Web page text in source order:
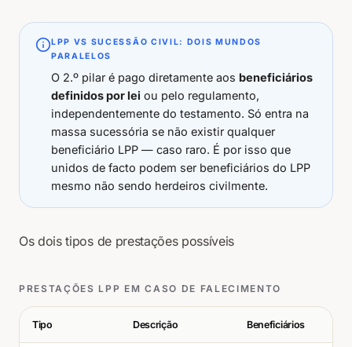
LPP VS SUCESSÃO CIVIL: DOIS MUNDOS
PARALELOS
O 2.º pilar é pago diretamente aos beneficiários
definidos por lei ou pelo regulamento,
independentemente do testamento. Só entra na
massa sucessória se não existir qualquer
beneficiário LPP — caso raro. É por isso que
unidos de facto podem ser beneficiários do LPP
mesmo não sendo herdeiros civilmente.
Os dois tipos de prestações possíveis
PRESTAÇÕES LPP EM CASO DE FALECIMENTO
Tipo Descrição Beneficiários